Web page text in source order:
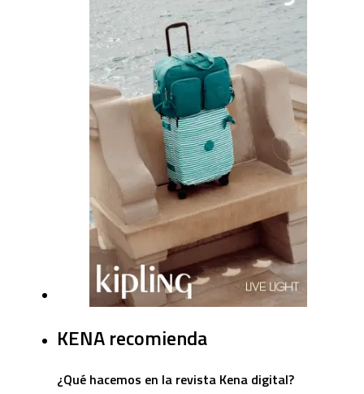
KENA recomienda
¿Qué hacemos en la revista Kena digital?